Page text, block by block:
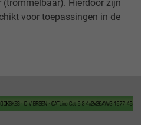
Hierdoor zijn
voor toepassingen in de